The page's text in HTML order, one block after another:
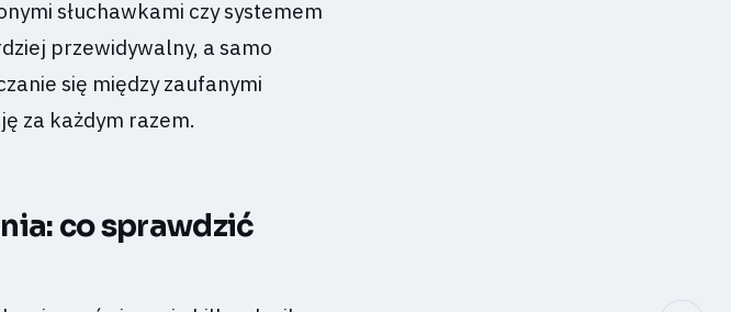
słuchawkami czy systemem
przewidywalny, a samo
się między zaufanymi
za każdym razem.
co sprawdzić